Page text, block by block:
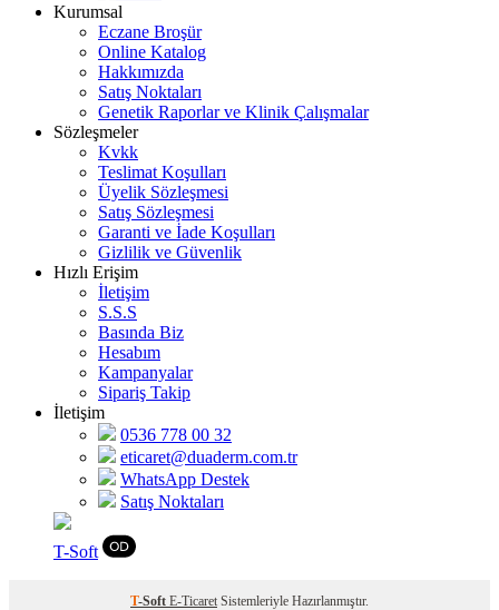
Kurumsal
Eczane Broşür
Online Katalog
Hakkımızda
Satış Noktaları
Genetik Raporlar ve Klinik Çalışmalar
Sözleşmeler
Kvkk
Teslimat Koşulları
Üyelik Sözleşmesi
Satış Sözleşmesi
Garanti ve İade Koşulları
Gizlilik ve Güvenlik
Hızlı Erişim
İletişim
S.S.S
Basında Biz
Hesabım
Kampanyalar
Sipariş Takip
İletişim
0536 778 00 32
eticaret@duaderm.com.tr
WhatsApp Destek
Satış Noktaları
T-Soft
T-Soft E-Ticaret Sistemleriyle Hazırlanmıştır.